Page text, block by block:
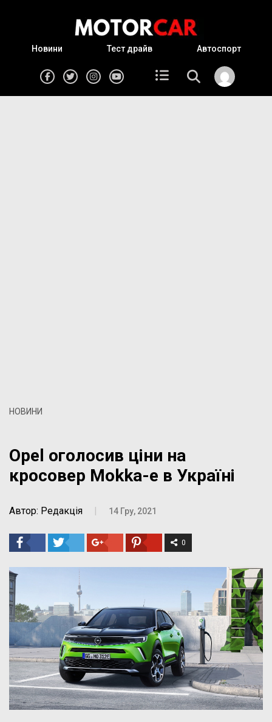
Новини Тест драйв Автоспорт
НОВИНИ
Opel оголосив ціни на
кросовер Mokka-e в Україні
Автор: Редакція | 14 Гру, 2021
0